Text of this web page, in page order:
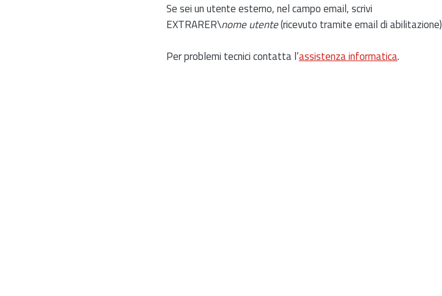
Se sei un utente esterno, nel campo email, scrivi
EXTRARER\nome utente(ricevuto tramite email di abilitazione)
Per problemi tecnici contatta l’assistenza informatica.